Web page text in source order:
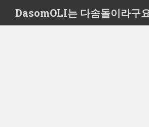
i
DasomOLI는 다솜돌이라구